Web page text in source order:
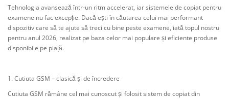
Tehnologia avansează într-un ritm accelerat, iar sistemele de copiat pentru
examene nu fac excepție. Dacă ești în căutarea celui mai performant
dispozitiv care să te ajute să treci cu bine peste examene, iată topul nostru
pentru anul 2026, realizat pe baza celor mai populare și eficiente produse
disponibile pe piață.
1. Cutiuta GSM – clasică și de încredere
Cutiuta GSM rămâne cel mai cunoscut și folosit sistem de copiat din